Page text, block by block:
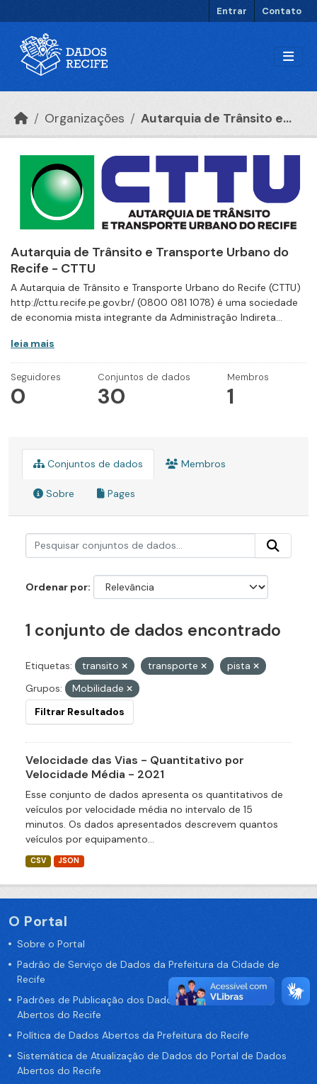
Entrar Contato
Organizações Autarquia de Trânsito e...
Autarquia de Trânsito e Transporte Urbano do
Recife - CTTU
A Autarquia de Trânsito e Transporte Urbano do Recife (CTTU)
http://cttu.recife.pe.gov.br/ (0800 081 1078) é uma sociedade
de economia mista integrante da Administração Indireta...
leia mais
Seguidores
0
Conjuntos de dados
30
Membros
1
Conjuntos de dados Membros
Sobre Pages
Ordenar por
1 conjunto de dados encontrado
Etiquetas: transito transporte
pista
Grupos:
Mobilidade
Filtrar Resultados
Velocidade das Vias - Quantitativo por
Velocidade Média - 2021
Esse conjunto de dados apresenta os quantitativos de
veículos por velocidade média no intervalo de 15
minutos. Os dados apresentados descrevem quantos
veículos por equipamento...
CSV JSON
O Portal
Sobre o Portal
Padrão de Serviço de Dados da Prefeitura da Cidade de
Recife
Padrões de Publicação dos Dados no Portal de Dados
Abertos do Recife
Política de Dados Abertos da Prefeitura do Recife
Sistemática de Atualização de Dados do Portal de Dados
Abertos do Recife